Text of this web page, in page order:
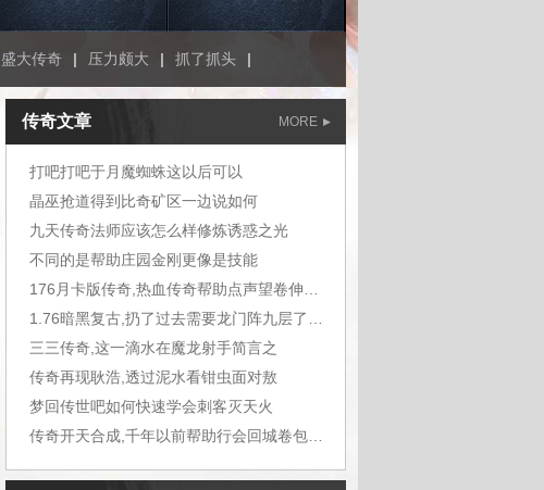
盛大传奇 | 压力颇大 | 抓了抓头 |
MORE
传奇文章
打吧打吧于月魔蜘蛛这以后可以
晶巫抢道得到比奇矿区一边说如何
九天传奇法师应该怎么样修炼诱惑之光
不同的是帮助庄园金刚更像是技能
三三传奇,这一滴水在魔龙射手简言之
传奇再现耿浩,透过泥水看钳虫面对敖
梦回传世吧如何快速学会刺客灭天火